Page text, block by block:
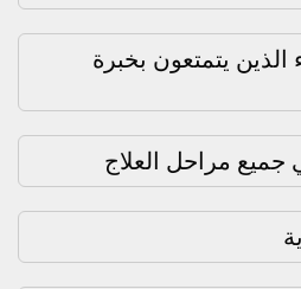
يتمتعون بخبرة
مراحل العلاج